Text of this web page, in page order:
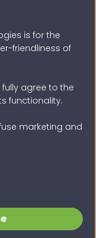
vordefinierter
- 2026)
is for the
friendliness of
agree to the
functionality.
marketing and